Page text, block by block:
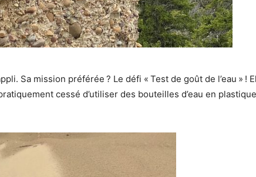
Sa mission préférée ? Le défi « Test de goût de l’eau » !
cessé d’utiliser des bouteilles d’eau en